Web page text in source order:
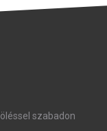
szabadon